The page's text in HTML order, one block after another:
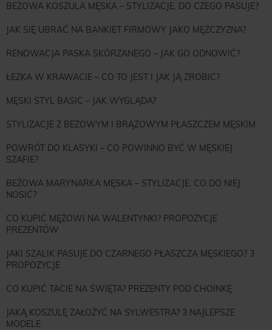
BEŻOWA KOSZULA MĘSKA – STYLIZACJE. DO CZEGO PASUJE?
JAK SIĘ UBRAĆ NA BANKIET FIRMOWY JAKO MĘŻCZYZNA?
RENOWACJA PASKA SKÓRZANEGO – JAK GO ODNOWIĆ?
ŁEZKA W KRAWACIE – CO TO JEST I JAK JĄ ZROBIĆ?
MĘSKI STYL BASIC – JAK WYGLĄDA?
STYLIZACJE Z BEŻOWYM I BRĄZOWYM PŁASZCZEM MĘSKIM
POWRÓT DO KLASYKI – CO POWINNO BYĆ W MĘSKIEJ
SZAFIE?
BEŻOWA MARYNARKA MĘSKA – STYLIZACJE. CO DO NIEJ
NOSIĆ?
CO KUPIĆ MĘŻOWI NA WALENTYNKI? PROPOZYCJE
PREZENTÓW
JAKI SZALIK PASUJE DO CZARNEGO PŁASZCZA MĘSKIEGO? 3
PROPOZYCJE
CO KUPIĆ TACIE NA ŚWIĘTA? PREZENTY POD CHOINKĘ
JAKĄ KOSZULĘ ZAŁOŻYĆ NA SYLWESTRA? 3 NAJLEPSZE
MODELE